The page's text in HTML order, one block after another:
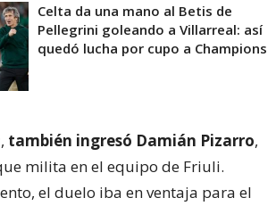
Celta da una mano al Betis de
Pellegrini goleando a Villarreal: así
quedó lucha por cupo a Champions
también ingresó Damián Pizarro,
milita en el equipo de Friuli.
el duelo iba en ventaja para el